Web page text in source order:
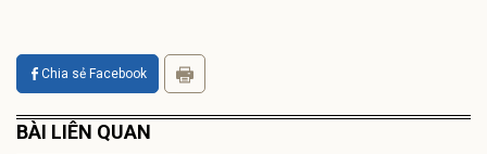
Chia sẻ Facebook
BÀI LIÊN QUAN